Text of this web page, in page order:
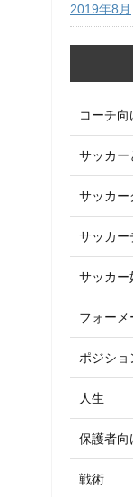
2019年8月
コーチ向
サッカー
サッカー
サッカー
サッカー
フォーメ
ポジショ
人生
保護者向
戦術